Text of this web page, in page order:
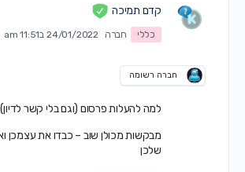
קדם תמיכה
כללי חברה 24/01/2022 ב11:51 am
חברה רשומה
למה להעלות פרסום (וגם בלי קשר
מבקשות מכולן שוב – כבדו את עצמכן
שלכן